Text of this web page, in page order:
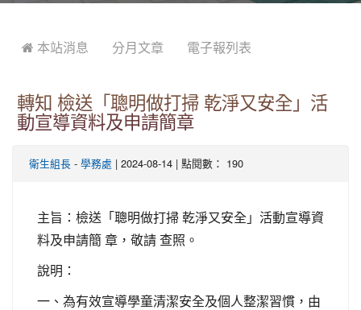
 本站消息 分月文章 電子報列表
轉知 檢送「聰明做打掃 乾淨又安全」活
動宣導資料及申請簡章
衛生組長 - 學務處 | 2024-08-14 | 點閱數： 190
主旨：檢送「聰明做打掃 乾淨又安全」活動宣導資
料及申請簡 章，敬請 查照。
說明：
一、為有效宣導學童清潔安全及個人整潔習慣，由